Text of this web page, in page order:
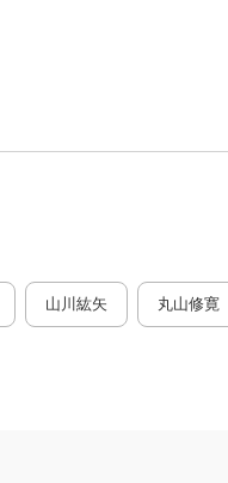
山川紘矢 丸山修寛